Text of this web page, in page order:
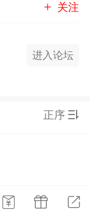
关注
进入论坛
正序